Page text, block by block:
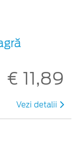
€ 11,89
Vezi detalii